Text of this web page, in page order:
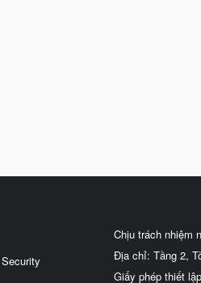
Chịu trách nhiệm
Địa chỉ: Tầng 2,
Giấy phép thiết